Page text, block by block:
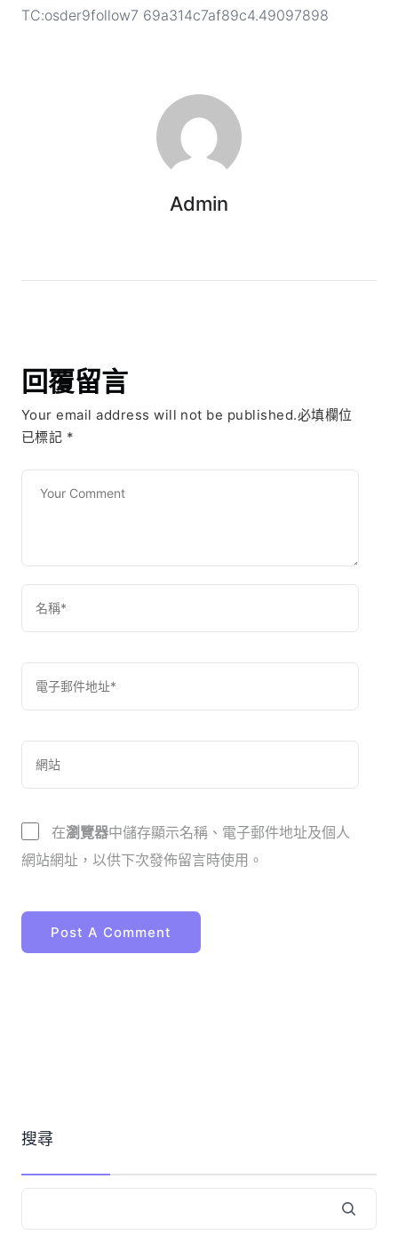
TC:osder9follow7 69a314c7af89c4.49097898
Admin
回覆留言
Your email address will not be published.必填欄位
已標記 *
在瀏覽器中儲存顯示名稱、電子郵件地址及個人
網站網址，以供下次發佈留言時使用。
搜尋